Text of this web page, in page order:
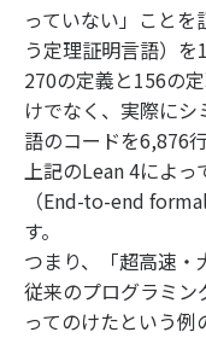
っていない」こと
う定理証明言語）
270の定義と156の
けでなく、実際に
語のコードを6,876
上記のLean 4によ
（End-to-end
す。
つまり、「超高速・
従来のプログラミン
ってのけたという例